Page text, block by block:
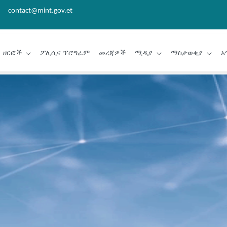
contact@mint.gov.et
ዘርፎች ፖሊሲና ፕሮግራም መረጃዎች ሚዲያ ማስታወቂያ